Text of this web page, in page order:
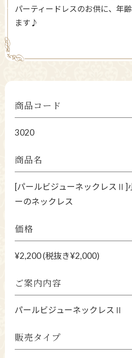
パーティードレスのお供に、年
ます♪
商品コード
3020
商品名
[パールビジューネックレスⅡ]
ーのネックレス
価格
¥2,200 (税抜き¥2,000)
ご案内内容
パールビジューネックレスⅡ
販売タイプ